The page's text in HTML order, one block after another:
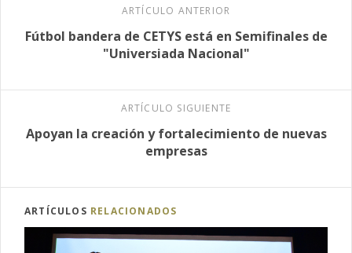
ARTÍCULO ANTERIOR
Fútbol bandera de CETYS está en Semifinales de
"Universiada Nacional"
ARTÍCULO SIGUIENTE
Apoyan la creación y fortalecimiento de nuevas
empresas
ARTÍCULOS RELACIONADOS